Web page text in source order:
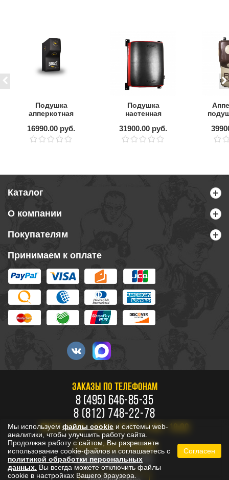
Подушка
апперкотная
настенная
16990.00 руб.
Подушка
настенная
"полусфера"
31900.00 руб.
Каталог
О компании
Покупателям
Принимаем к оплате
ЗАКАЗЫ ПО ТЕЛЕФОНАМ
8 (495) 646-85-35
8 (812) 748-22-78
ПН-ПТ: 10:00 - 20:00, СБ-ВС: 11:00 - 18:00
БЕСПЛАТНО ПО РОССИИ
8 800 333-53-73
Мы используем файлы cookie и системы web-
аналитики, чтобы улучшить работу сайта.
Продолжая работу с сайтом, Вы разрешаете
использование cookie-файлов и соглашаетесь с
политикой обработки персональных
данных. Вы всегда можете отключить файлы
cookie в настройках Вашего браузера.
Согласен